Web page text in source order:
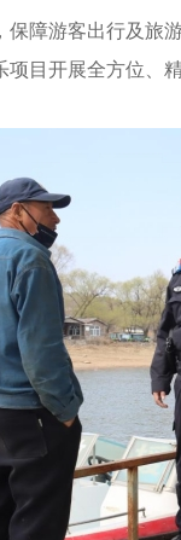
保障游客出行及旅
目开展全方位、